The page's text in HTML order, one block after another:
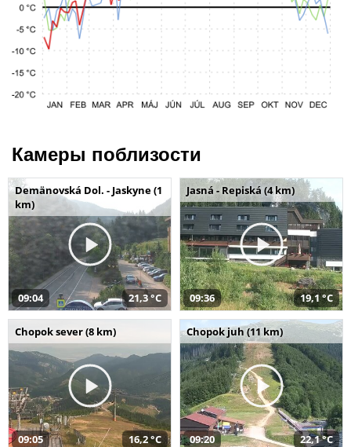
Камеры поблизости
Demänovská Dol. - Jaskyne (1
km)
09:04 21,3 °C
Jasná - Repiská (4 km)
09:36 19,1 °C
Chopok sever (8 km)
09:05 16,2 °C
Chopok juh (11 km)
09:20 22,1 °C